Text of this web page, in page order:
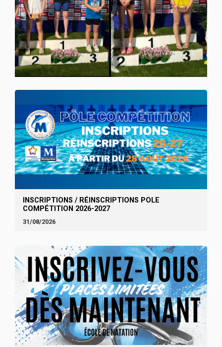
INSCRIPTIONS / RÉINSCRIPTIONS POLE
COMPÉTITION 2026-2027
31/08/2026